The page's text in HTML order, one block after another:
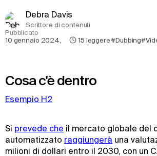
Debra Davis
Scrittore di contenuti
Pubblicato
10 gennaio 2024, 15 leggere#Dubbing
Cosa c'è dentro
Esempio H2
Si prevede che il mercato globale del
automatizzato raggiungerà una
milioni di dollari entro il 2030, con un